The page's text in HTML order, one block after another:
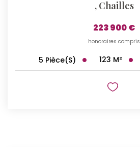
, Chailles
223 900 €
honoraires compris
5 Pièce(s) 123 M²